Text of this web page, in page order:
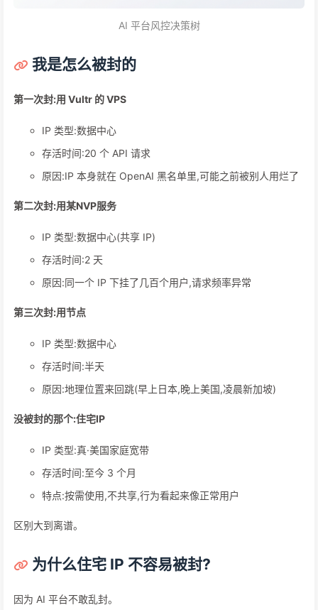
AI 平台风控决策树
我是怎么被封的
第一次封:用 Vultr 的 VPS
IP 类型:数据中心
存活时间:20 个 API 请求
原因:IP 本身就在 OpenAI 黑名单里,可能之前被别人用烂了
第二次封:用某NVP服务
IP 类型:数据中心(共享 IP)
存活时间:2 天
原因:同一个 IP 下挂了几百个用户,请求频率异常
第三次封:用节点
IP 类型:数据中心
存活时间:半天
原因:地理位置来回跳(早上日本,晚上美国,凌晨新加坡)
没被封的那个:住宅IP
IP 类型:真·美国家庭宽带
存活时间:至今 3 个月
特点:按需使用,不共享,行为看起来像正常用户
区别大到离谱。
为什么住宅 IP 不容易被封?
因为 AI 平台不敢乱封。